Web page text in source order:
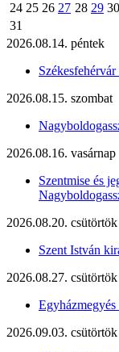
24 25 26 27 28 29 30
31
2026.08.14. péntek
2026.08.15. szombat
2026.08.16. vasárnap
Szentmise és
2026.08.20. csütörtök
Szent István
2026.08.27. csütörtök
2026.09.03. csütörtök